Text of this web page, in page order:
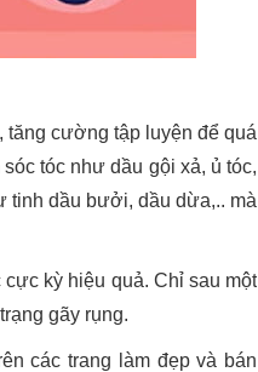
tăng cường tập luyện để quá
tóc như dầu gội xả, ủ tóc,
tinh dầu bưởi, dầu dừa,.. mà
kỳ hiệu quả. Chỉ sau một
gãy rụng.
các trang làm đẹp và bán